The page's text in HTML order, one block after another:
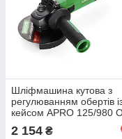
Шліфмашина кутова з
регулюванням обертів
кейсом APRO 125/980
(899020) 980 Вт, Ø125
2 154 ₴